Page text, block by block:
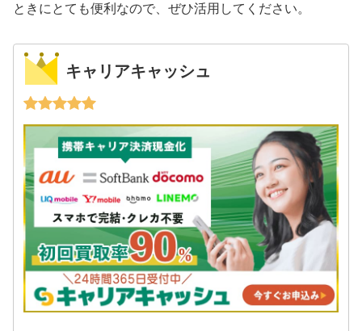
ときにとても便利なので、ぜひ活用してください。
キャリアキャッシュ